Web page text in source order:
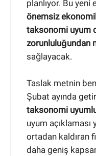
planlıyor. Bu
önemsiz
taksonomi uyum
zorunluluğundan
sağlayacak.
Taslak metnin
Şubat ayında
taksonomi
uyum
ortadan kaldıran
daha geniş